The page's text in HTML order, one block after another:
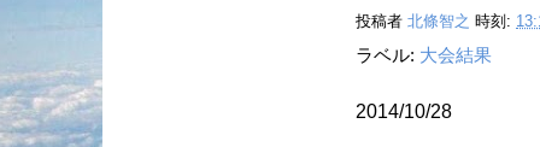
投稿者 北條智之 時刻:
ラベル: 大会結果
2014/10/28